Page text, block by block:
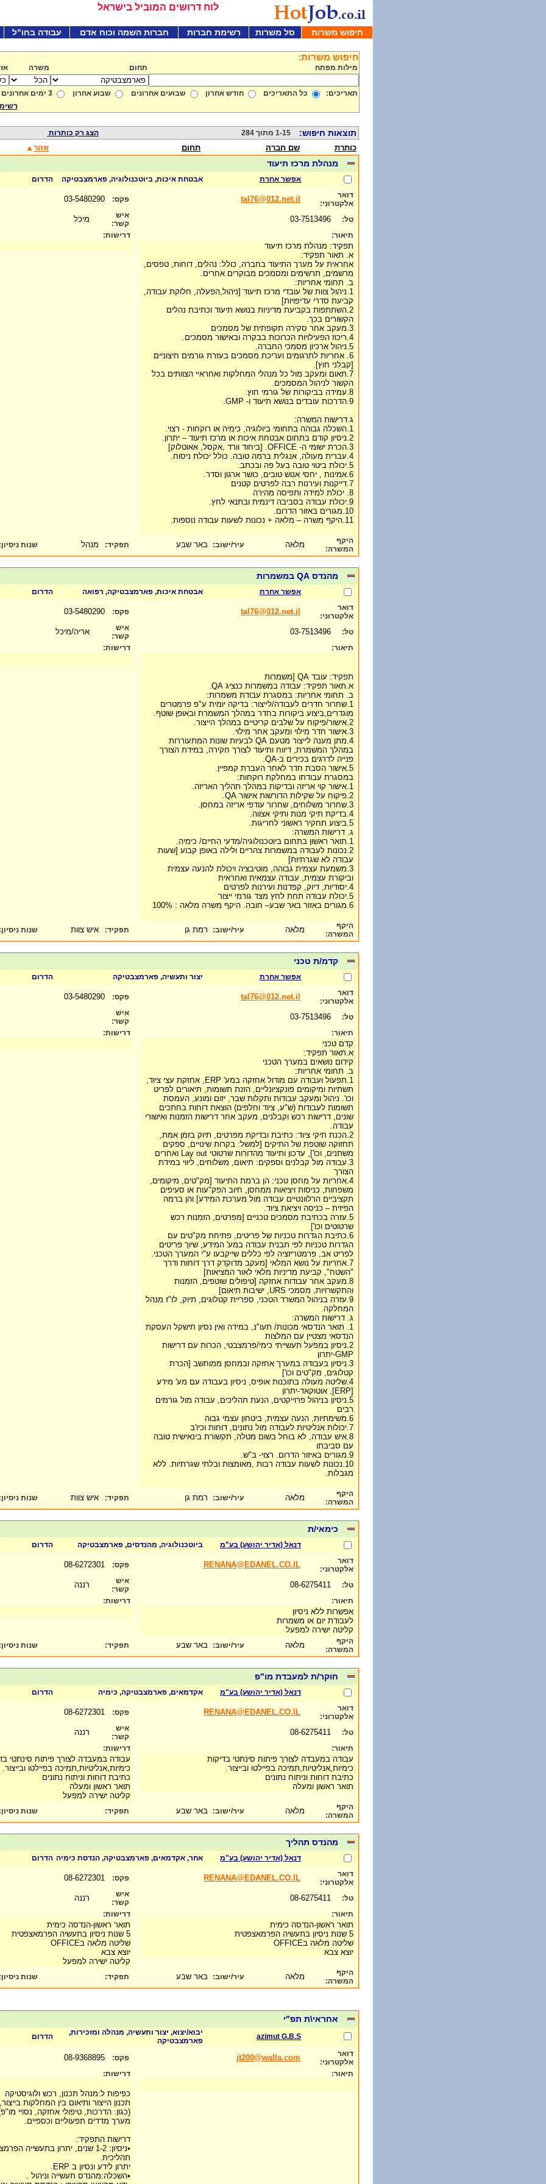
לוח דרושים המוביל בישראל
חיפוש משרות סל משרות רשימת חברות חברות השמה וכוח אדם עבודה בחו"ל
חיפוש משרות:
מילות מפתח תחום משרה
תאריכים: כל התאריכים חודש אחרון שבועים אחרונים שבוע אחרון 3 ימים אחרונים
תוצאות חיפוש: 1-15 מתוך 284 הצג רק כותרות
כותרת שם חברה תחום אזור
מנהלת מרכז תיעוד
אפשר אחרת אבטחת איכות, ביוטכנולוגיה, פארמצבטיקה הדרום
דואר
אלקטרוני:
tal76@012.net.il פקס:
טל:
איש
קשר:
מיכל
תיאור:
תפקיד: מנהלת מרכז תיעוד
א. תאור תפקיד:
אחראית על מערך התיעוד בחברה, כולל: נהלים, דוחות, טפסים,
מרשמים, תרשימים ומסמכים מבוקרים אחרים.
ב. תחומי אחריות:
1.ניהול צוות של עובדי מרכז תיעוד [ניהול,הפעלה, חלוקת עבודה,
קביעת סדרי עדיפויות]
2.השתתפות בקביעת מדיניות בנושא תיעוד וכתיבת נהלים
הקשורים בכך.
3.מעקב אחר סקירה תקופתית של מסמכים
4.ריכוז הפעילויות הכרוכות בבקרה ובאישור מסמכים.
5.ניהול ארכיון מסמכי החברה.
6. אחריות לתרגומים ועריכת מסמכים בעזרת גורמים חיצוניים
[קבלני חוץ].
7.תאום ומעקב מול כל מנהלי המחלקות ואחראיי הצוותים בכל
הקשור לניהול המסמכים.
8.עמידה בביקורות של גורמי חוץ.
9.הדרכות עובדים בנושא תיעוד ו- GMP.
ג.דרישות המשרה:
1.השכלה גבוהה בתחומי ביולוגיה, כימיה או רוקחות - רצוי.
2.ניסיון קודם בתחום אבטחת איכות או מרכז תיעוד – יתרון.
3.הכרת ישומי ה- OFFICE. [ביחוד וורד ,אקסל, אאוטלוק]
4.עברית מעולה, אנגלית ברמה טובה. כולל יכולת ניסוח.
5.יכולת ביטוי טובה בעל פה ובכתב.
6.אמינות , יחסי אנוש טובים, כושר ארגון וסדר.
7.דייקנות ועירנות רבה לפרטים קטנים
8. יכולת למידה ותפיסה מהירה
9.יכולת עבודה בסביבה דינמית ובתנאי לחץ.
10.מגורים באזור הדרום.
11.היקף משרה – מלאה + נכונות לשעות עבודה נוספות.
דרישות:
היקף
המשרה:
מלאה עיר/ישוב: באר שבע תפקיד: מנהל שנות ניסיון:
מהנדס QA במשמרות
אפשר אחרת אבטחת איכות, פארמצבטיקה, רפואה הדרום
דואר
אלקטרוני:
tal76@012.net.il פקס:
טל:
איש
קשר:
אריה/מיכל
תיאור:
תפקיד: עובד QA [משמרות
א.תאור תפקיד: עבודה במשמרות כנציג QA.
ב. תחומי אחריות: במסגרת עבודת משמרות:
1.שחרור חדרים לעבודה/לייצור: בדיקה יומית ע"פ פרמטרים
מוגדרים,ביצוע ביקורות בחדר במהלך המשמרת ובאופן שוטף.
2.אישור/פיקוח על שלבים קריטיים במהלך הייצור.
3.אישור חדר מילוי ומעקב אחר מילוי.
4.מתן מענה לייצור מטעם QA לבעיות שונות המתעוררות
במהלך המשמרת, דיווח ותיעוד לצורך חקירה, במידת הצורך
פנייה לדרגים בכירים ב-QA.
5.אישור הסבת חדר לאחר העברת קמפיין.
במסגרת עבודתו במחלקת רוקחות:
1.אישור קוי אריזה ובדיקות במהלך תהליך האריזה.
2.פיקוח על שקילות הדורשות אישור QA.
3.שחרור משלוחים, שחרור עודפי אריזה במחסן.
4.בדיקת תיקי מנות ותיקי אצווה.
5.ביצוע תחקיר ראשוני לחריגות.
ג. דרישות המשרה:
1.תואר ראשון בתחום ביוטכנולוגיה/מדעי החיים/ כימיה.
2.נכונות לעבודה במשמרות צהריים ולילה באופן קבוע [שעות
עבודה לא שגרתיות]
3.משמעת עצמית גבוהה, מוטיבציה ויכולת להנעה עצמית
וביקורת עצמית, עבודה עצמאית ואחראית
4.יסודיות, דיוק, קפדנות ועירנות לפרטים
5.יכולת עבודה תחת לחץ מצד גורמי ייצור
6.מגורים באזור באר שבע– חובה. היקף משרה מלאה : 100%
דרישות:
היקף
המשרה:
מלאה עיר/ישוב: רמת גן תפקיד: איש צוות שנות ניסיון:
קדמ/ת טכני
אפשר אחרת יצור ותעשיה, פארמצבטיקה הדרום
דואר
אלקטרוני:
tal76@012.net.il פקס:
טל:
איש
קשר:
תיאור:
קדם טכני
א.תאור תפקיד:
קידום נושאים במערך הטכני
ב. תחומי אחריות:
1.תפעול ועבודה עם מודול אחזקה במע' ERP, אחזקת עצי ציוד,
תשתיות ומיקומים פונקציונליים, הזנת תשומות, תיאורים לפריט
וכו'. ניהול ומעקב עבודות ותקלות שבר, יזום ומונע, העמסת
תשומות לעבודות (ש"ע, ציוד וחלפים) הוצאת דוחות בחתכים
שונים, דרישות רכש וקבלנים, מעקב אחר דרישות הזמנות ואישורי
עבודה.
2.הכנת תיקי ציוד: כתיבת ובדיקת מפרטים, תיוק בזמן אמת,
תחזוקה שוטפת של התיקים [למשל: בקרות שינויים, ספקים
משתנים, וכו'], עדכון ותיעוד מהדורות שרטוטי Lay out ואחרים
3.עבודה מול קבלנים וספקים: תיאום, משלוחים, ליווי במידת
הצורך
4.אחריות על מחסן טכני: הן ברמת התיעוד [מק"טים, מיקומים,
משפחות, כניסות ויציאות ממחסן, חיוב הפק"עות או סעיפים
תקציביים הרלוונטיים עבודה מול מערכת המידע] והן ברמה
הפיזית – כניסה ויציאת ציוד.
5.עזרה בכתיבת מסמכים טכניים [מפרטים, הזמנות רכש
שרטוטים וכו']
6.כתיבת הגדרות טכניות של פריטים, פתיחת מק"טים עם
הגדרות טכניות לפי תבנית עבודה במע' המידע, שיוך פריטים
לפריט אב, פרמטריזציה לפי כללים שייקבעו ע"י המערך הטכני.
7.אחריות על נושא המלאי [מעקב מדוקדק דרך דוחות ודרך
"השטח", קביעת מדיניות מלאי לאור המציאות]
8.מעקב אחר עבודות אחזקה [טיפולים שוטפים, הזמנות
והתקשרויות, מסמכי URS, ישיבות תיאום]
9.עזרה בניהול המשרד הטכני, ספריית קטלוגים, תיוק, לו"ז מנהל
המחלקה.
ג. דרישות המשרה:
1. תואר הנדסאי מכונות/ תעו"נ, במידה ואין נסיון תישקל העסקת
הנדסאי מצטיין עם המלצות
2.ניסיון במפעל תעשייתי כימי/פרמצבטי, הכרות עם דרישות
GMP-יתרון
3.ניסיון בעבודה במערך אחזקה ובמחסן ממוחשב [הכרת
קטלוגים, מק"טים וכו']
4.שליטה מעולה בתוכנות אופיס, ניסיון בעבודה עם מע' מידע
[ERP], אוטוקאד-יתרון
5.ניסיון בניהול פרוייקטים, הנעת תהליכים, עבודה מול גורמים
רבים
6.משימתיות, הנעה עצמית, ביטחון עצמי גבוה
7.יכולות אנליטיות לעבודה מול נתונים, דוחות וכיו'ב
8.איש עבודה, לא בוחל בשום מטלה, תקשורת בינאישית טובה
עם סביבתו
9.מגורים באיזור הדרום. רצוי- ב"ש.
10.נכונות לשעות עבודה רבות ,מאומצות ובלתי שגרתיות. ללא
מגבלות.
דרישות:
היקף
המשרה:
מלאה עיר/ישוב: רמת גן תפקיד: איש צוות שנות ניסיון:
כימאי/ת
דנאל (אדיר יהושע) בע"מ ביוטכנולוגיה, מהנדסים, פארמצבטיקה הדרום
דואר
אלקטרוני:
RENANA@EDANEL.CO.IL פקס:
טל:
איש
קשר:
רננה
תיאור:
אפשרות ללא ניסיון
לעבודת יום או משמרות
קליטה ישירה למפעל
דרישות:
היקף
המשרה:
מלאה עיר/ישוב: באר שבע תפקיד: שנות ניסיון:
חוקר/ת למעבדת מו"פ
דנאל (אדיר יהושע) בע"מ אקדמאים, פארמצבטיקה, כימיה הדרום
דואר
אלקטרוני:
RENANA@EDANEL.CO.IL פקס:
טל:
איש
קשר:
רננה
תיאור:
עבודה במעבדה לצורך פיתוח סינתטי בדיקות
כימיות,אנליטיות,תמיכה בפיילטו ובייצור.
כתיבת דוחות וניתוח נתונים
תואר ראשון ומעלה
דרישות:
עבודה במעבדה לצורך פיתוח סינתטי
כימיות,אנליטיות,תמיכה בפיילטו ובייצור.
כתיבת דוחות וניתוח נתונים
תואר ראשון ומעלה
קליטה ישירה למפעל
היקף
המשרה:
מלאה עיר/ישוב: באר שבע תפקיד: שנות ניסיון:
מהנדס תהליך
דנאל (אדיר יהושע) בע"מ אחר, אקדמאים, פארמצבטיקה, הנדסת כימיה הדרום
דואר
אלקטרוני:
RENANA@EDANEL.CO.IL פקס:
טל:
איש
קשר:
רננה
תיאור:
תואר ראשון-הנדסה כימית
5 שנות ניסיון בתעשיה הפרמאצפטית
שליטה מלאה בOFFICE
יוצא צבא
דרישות:
תואר ראשון-הנדסה כימית
5 שנות ניסיון בתעשיה הפרמאצפטית
שליטה מלאה בOFFICE
יוצא צבא
קליטה ישירה למפעל
היקף
המשרה:
מלאה עיר/ישוב: באר שבע תפקיד: שנות ניסיון:
אחראי\ת תפ"י
azimut G.B.S
יבוא/יצוא, יצור ותעשיה, מנהלה ומזכירות,
פארמצבטיקה
הדרום
דואר
אלקטרוני:
jt200@walla.com פקס:
תיאור: דרישות:
כפיפות ל:מנהל תכנון, רכש ולוגיסטיקה
תכנון הייצור ותיאום בין המחלקות
(כגון: הדרכות, טיפולי אחזקה, נסויי
מערך מדדים תפעוליים וכספיים.
דרישות התפקיד:
•ניסיון: 1-2 שנים, יתרון בתעשייה
תהליכית.
יתרון לידע ונסיון ב ERP.
•השכלה:מהנדס תעשייה וניהול .